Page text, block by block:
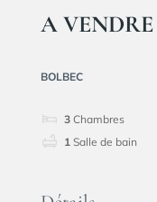
A VENDRE
BOLBEC
3 Chambres
1 Salle de bain